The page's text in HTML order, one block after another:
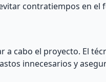
contratiempos en el
a cabo el proyecto. El
innecesarios y